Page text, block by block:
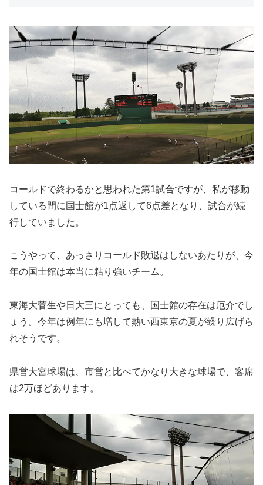
コールドで終わるかと思われた第1試合ですが、私が移動
している間に国士館が1点返して6点差となり、試合が続
行していました。
こうやって、あっさりコールド敗退はしないあたりが、今
年の国士館は本当に粘り強いチーム。
東海大菅生や日大三にとっても、国士館の存在は厄介でし
ょう。今年は例年にも増して熱い西東京の夏が繰り広げら
れそうです。
県営大宮球場は、市営と比べてかなり大きな球場で、客席
は2万ほどあります。